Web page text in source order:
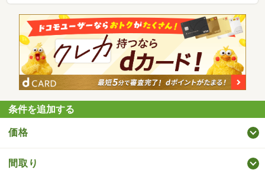
条件を追加する
価格
間取り